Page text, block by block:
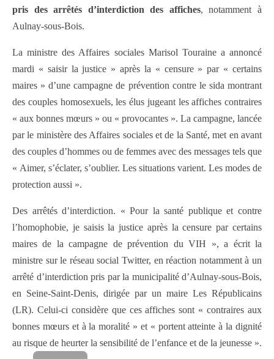
pris des arrêtés d’interdiction des affiches, notamment à
Aulnay-sous-Bois.
La ministre des Affaires sociales Marisol Touraine a annoncé
mardi « saisir la justice » après la « censure » par « certains
maires » d’une campagne de prévention contre le sida montrant
des couples homosexuels, les élus jugeant les affiches contraires
« aux bonnes mœurs » ou « provocantes ». La campagne, lancée
par le ministère des Affaires sociales et de la Santé, met en avant
des couples d’hommes ou de femmes avec des messages tels que
« Aimer, s’éclater, s’oublier. Les situations varient. Les modes de
protection aussi ».
Des arrêtés d’interdiction. « Pour la santé publique et contre
l’homophobie, je saisis la justice après la censure par certains
maires de la campagne de prévention du VIH », a écrit la
ministre sur le réseau social Twitter, en réaction notamment à un
arrêté d’interdiction pris par la municipalité d’Aulnay-sous-Bois,
en Seine-Saint-Denis, dirigée par un maire Les Républicains
(LR). Celui-ci considère que ces affiches sont « contraires aux
bonnes mœurs et à la moralité » et « portent atteinte à la dignité
au risque de heurter la sensibilité de l’enfance et de la jeunesse ».